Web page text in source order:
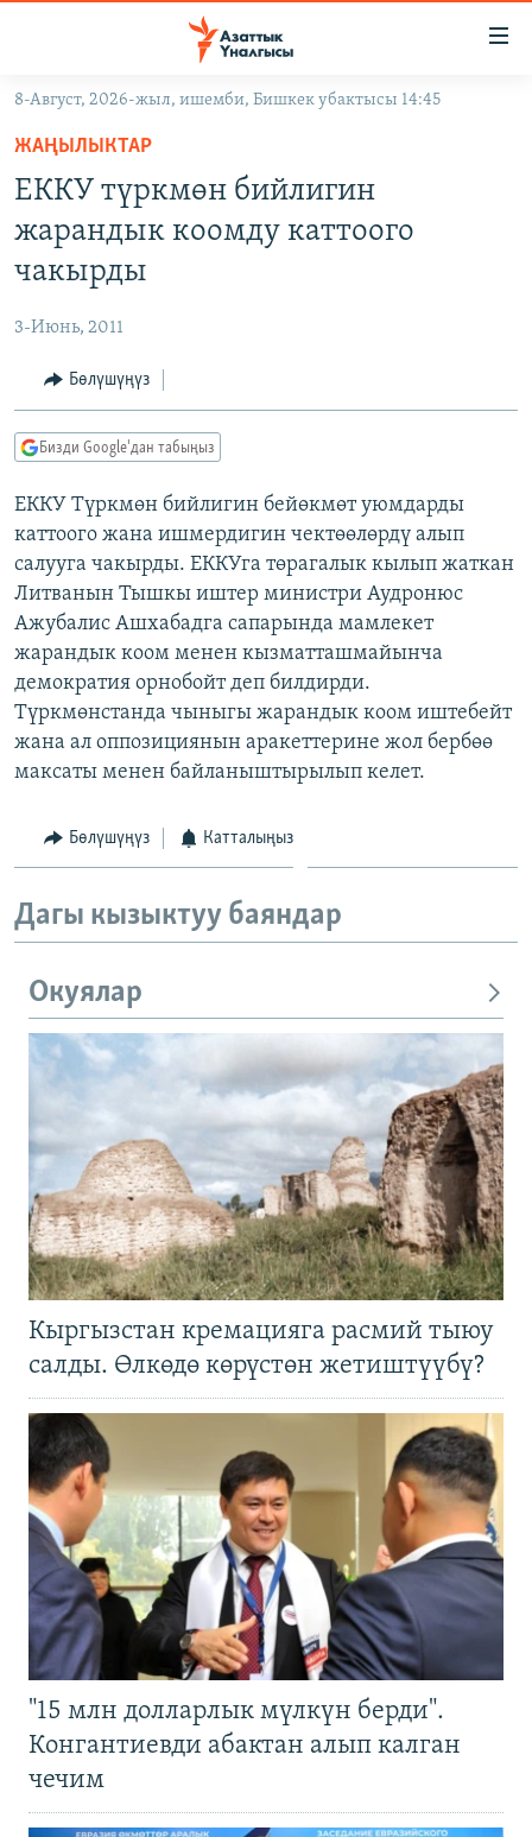
Навигацияга
өтүңүз
Издөөгө
салыңызКЫРГЫЗСТАН
МАДАНИЯТ
УКРАИНА
ТВ ПРОГРАММАЛАР
БҮГҮН АЗАТТЫКТА
ДАНИСТЕ
АЗАТТЫК+
ЫҢГАЙСЫЗ СУРООЛОР
ПОДКАСТ
ЭЕ/АРнун бардык сайттары
8-Август, 2026-жыл, ишемби, Бишкек убактысы 14:45
ЖАҢЫЛЫКТАР
ЕККУ түркмөн бийлигин
жарандык коомду каттоого
чакырды
3-Июнь, 2011
Бөлүшүңүз
Бизди Google'дан табыңыз
ЕККУ Түркмөн бийлигин бейөкмөт уюмдарды
каттоого жана ишмердигин чектөөлөрдү алып
салууга чакырды. ЕККУга төрагалык кылып жаткан
Литванын Тышкы иштер министри Аудронюс
Ажубалис Ашхабадга сапарында мамлекет
жарандык коом менен кызматташмайынча
демократия орнобойт деп билдирди.
Түркмөнстанда чыныгы жарандык коом иштебейт
жана ал оппозициянын аракеттерине жол бербөө
максаты менен байланыштырылып келет.
Бөлүшүңүз Катталыңыз
Дагы кызыктуу баяндар
Окуялар
Кыргызстан кремацияга расмий тыюу
салды. Өлкөдө көрүстөн жетиштүүбү?
"15 млн долларлык мүлкүн берди".
Конгантиевди абактан алып калган
чечим